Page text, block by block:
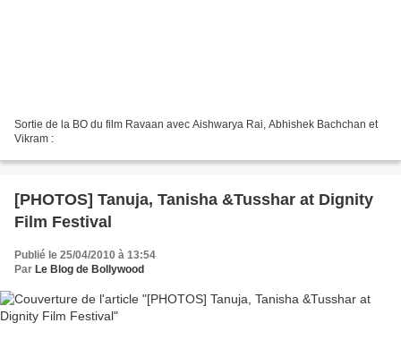
Sortie de la BO du film Ravaan avec Aishwarya Rai, Abhishek Bachchan et
Vikram :
[PHOTOS] Tanuja, Tanisha &Tusshar at Dignity
Film Festival
Publié le 25/04/2010 à 13:54
Par Le Blog de Bollywood